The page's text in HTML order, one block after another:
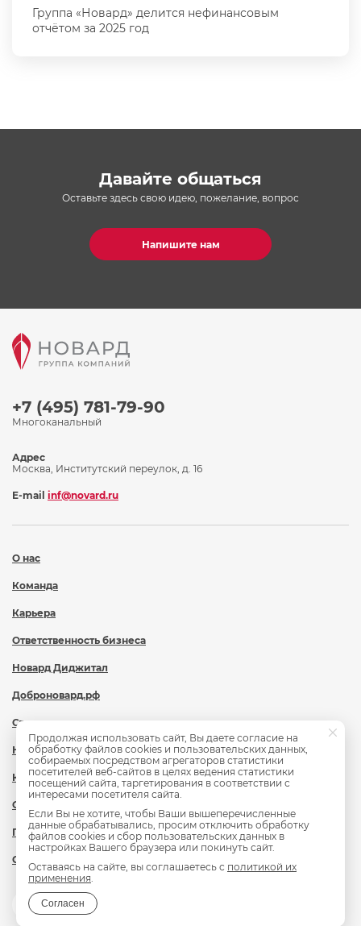
Группа «Новард» делится нефинансовым
отчётом за 2025 год
Давайте общаться
Оставьте здесь свою идею, пожелание, вопрос
Напишите нам
+7 (495) 781-79-90
Многоканальный
О нас
Команда
Карьера
Ответственность бизнеса
Новард Диджитал
Доброновард.рф
Статьи
Новости
Контакты
Охрана труда
Политика обработки персональных данных
Сведения об образовательной организации
Адрес
Москва, Институтский переулок, д. 16
E-mail inf@novard.ru
Продолжая использовать сайт, Вы даете согласие на
обработку файлов cookies и пользовательских данных,
собираемых посредством агрегаторов статистики
посетителей веб-сайтов в целях ведения статистики
посещений сайта, таргетирования в соответствии с
интересами посетителя сайта.
Если Вы не хотите, чтобы Ваши вышеперечисленные
данные обрабатывались, просим отключить обработку
файлов cookies и сбор пользовательских данных в
настройках Вашего браузера или покинуть сайт.
Оставаясь на сайте, вы соглашаетесь с политикой их
применения.
Согласен